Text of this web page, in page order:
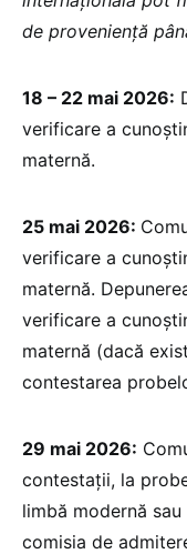
de provenienţă
18 – 22 mai 2026:
verificare a
maternă.
25 mai 2026:
verificare a
maternă.
verificare a
maternă (dacă
contestarea
29 mai 2026:
contestaţii, la
limbă modernă
comisia de